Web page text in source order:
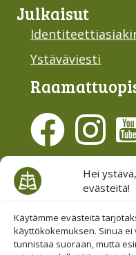
Hei
evästeitä!
Käytämme evästeitä
käyttökokemuksen. Sinua
tunnistaa suoraan, mutta
Julkaisut
Ystäväviesti
Hallinnoi evästeitä
Etsi